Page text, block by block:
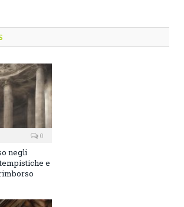
0
negli
e